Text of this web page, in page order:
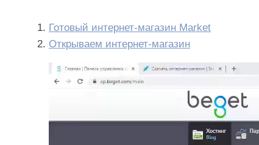
Готовый интернет-магазин Market
Открываем интернет-магазин